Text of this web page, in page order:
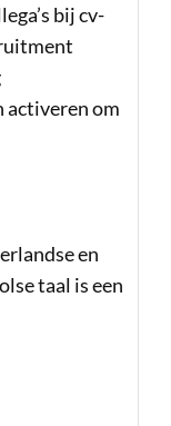
bij cv-
activeren om
en
taal is een